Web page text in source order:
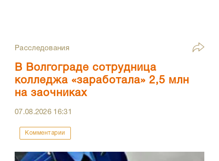
Расследования
В Волгограде сотрудница
колледжа «заработала» 2,5 млн
на заочниках
07.08.2026 16:31
Комментарии